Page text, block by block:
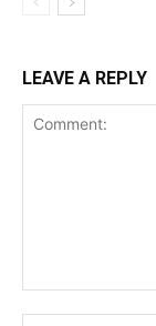
LEAVE A REPLY